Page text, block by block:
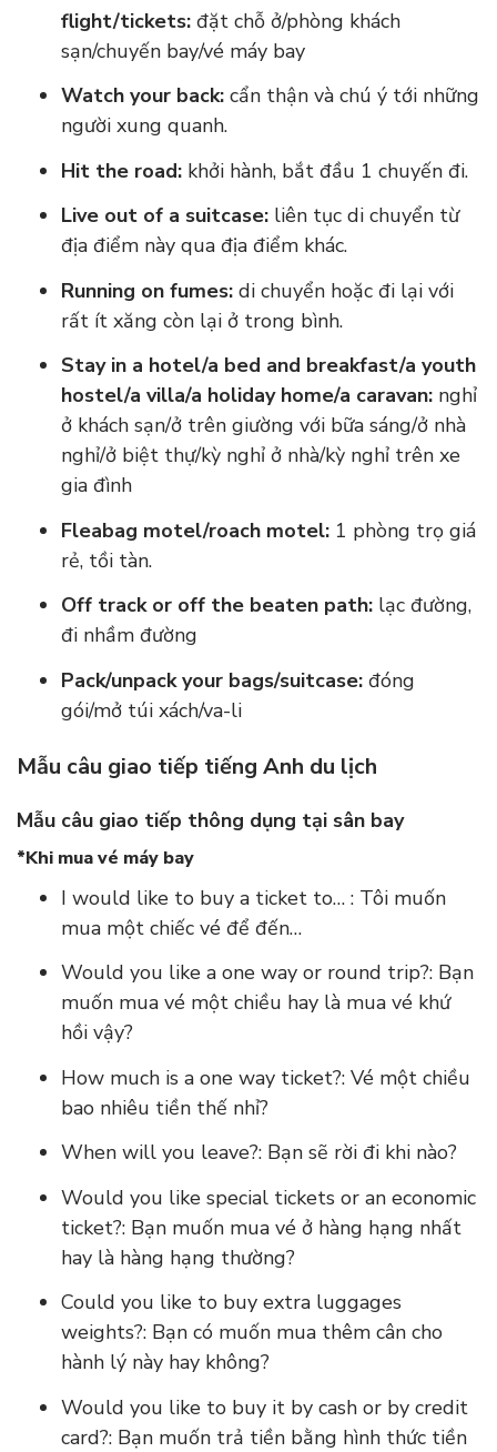
flight/tickets: đặt chỗ ở/phòng khách
sạn/chuyến bay/vé máy bay
Watch your back: cẩn thận và chú ý tới những
người xung quanh.
Hit the road: khởi hành, bắt đầu 1 chuyến đi.
Live out of a suitcase: liên tục di chuyển từ
địa điểm này qua địa điểm khác.
Running on fumes: di chuyển hoặc đi lại với
rất ít xăng còn lại ở trong bình.
Stay in a hotel/a bed and breakfast/a youth
hostel/a villa/a holiday home/a caravan: nghỉ
ở khách sạn/ở trên giường với bữa sáng/ở nhà
nghỉ/ở biệt thự/kỳ nghỉ ở nhà/kỳ nghỉ trên xe
gia đình
Fleabag motel/roach motel: 1 phòng trọ giá
rẻ, tồi tàn.
Off track or off the beaten path: lạc đường,
đi nhầm đường
Pack/unpack your bags/suitcase: đóng
gói/mở túi xách/va-li
Mẫu câu giao tiếp tiếng Anh du lịch
Mẫu câu giao tiếp thông dụng tại sân bay
*Khi mua vé máy bay
I would like to buy a ticket to… : Tôi muốn
mua một chiếc vé để đến…
Would you like a one way or round trip?: Bạn
muốn mua vé một chiều hay là mua vé khứ
hồi vậy?
How much is a one way ticket?: Vé một chiều
bao nhiêu tiền thế nhỉ?
When will you leave?: Bạn sẽ rời đi khi nào?
Would you like special tickets or an economic
ticket?: Bạn muốn mua vé ở hàng hạng nhất
hay là hàng hạng thường?
Could you like to buy extra luggages
weights?: Bạn có muốn mua thêm cân cho
hành lý này hay không?
Would you like to buy it by cash or by credit
card?: Bạn muốn trả tiền bằng hình thức tiền